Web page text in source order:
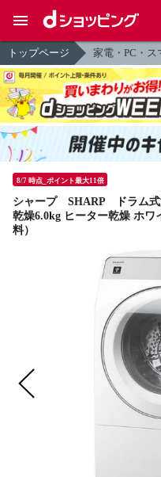
トップページ 家電・PC・ス
8/7 時点_ポイント最大11倍
シャープ SHARP ドラム式
乾燥6.0kg ヒーター乾燥 ホ
料）